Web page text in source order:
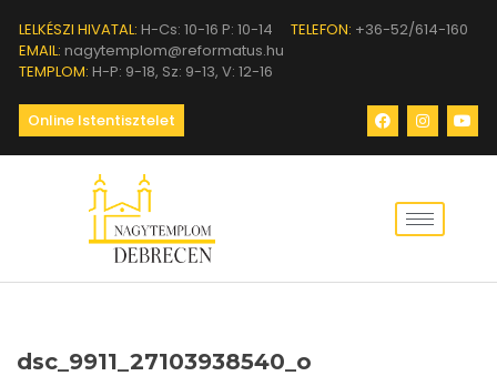
LELKÉSZI HIVATAL: H-Cs: 10-16 P: 10-14 TELEFON: +36-52/614-160
EMAIL: nagytemplom@reformatus.hu
TEMPLOM: H-P: 9-18, Sz: 9-13, V: 12-16
Online Istentisztelet
dsc_9911_27103938540_o